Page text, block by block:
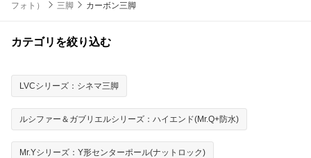
フォト）
三脚 カーボン三脚
カテゴリを絞り込む
LVCシリーズ：シネマ三脚
ルシファー＆ガブリエルシリーズ：ハイエンド(Mr.Q+防水)
Mr.Yシリーズ：Y形センターポール(ナットロック)